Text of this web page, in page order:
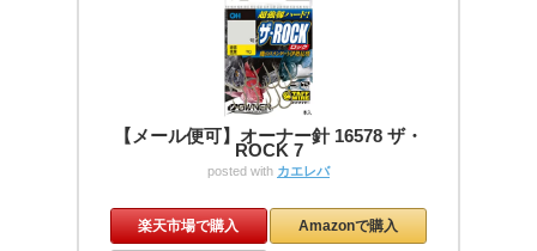
【メール便可】オーナー針 16578 ザ・
ROCK 7
posted with カエレバ
楽天市場で購入 Amazonで購入